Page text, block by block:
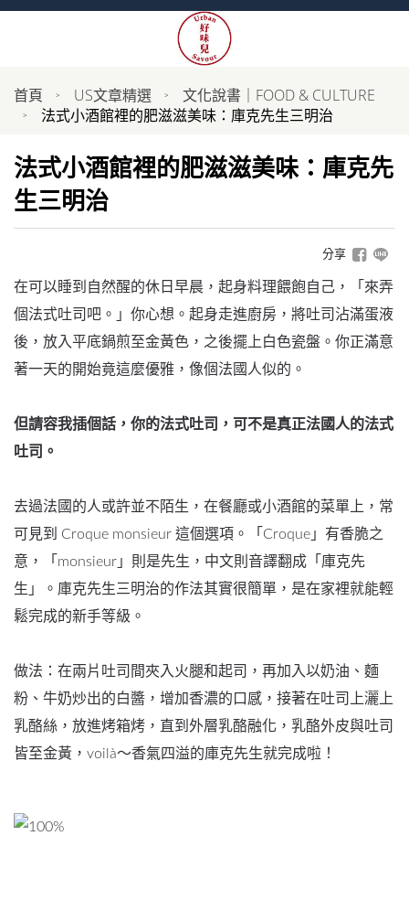
首頁 US文章精選
文化說書｜FOOD & CULTURE
法式小酒館裡的肥滋滋美味：庫克先生三明治
法式小酒館裡的肥滋滋美味：庫克先
生三明治
分享
在可以睡到自然醒的休日早晨，起身料理餵飽自己，「來弄
個法式吐司吧。」你心想。起身走進廚房，將吐司沾滿蛋液
後，放入平底鍋煎至金黃色，之後擺上白色瓷盤。你正滿意
著一天的開始竟這麼優雅，像個法國人似的。
但請容我插個話，你的法式吐司，可不是真正法國人的法式
吐司。
去過法國的人或許並不陌生，在餐廳或小酒館的菜單上，常
可見到 Croque monsieur 這個選項。「Croque」有香脆之
意，「monsieur」則是先生，中文則音譯翻成「庫克先
生」。庫克先生三明治的作法其實很簡單，是在家裡就能輕
鬆完成的新手等級。
做法：在兩片吐司間夾入火腿和起司，再加入以奶油、麵
粉、牛奶炒出的白醬，增加香濃的口感，接著在吐司上灑上
乳酪絲，放進烤箱烤，直到外層乳酪融化，乳酪外皮與吐司
皆至金黃，voilà～香氣四溢的庫克先生就完成啦！